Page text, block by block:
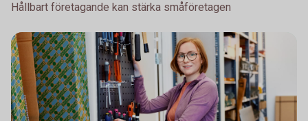
Hållbart företagande kan stärka småföretagen